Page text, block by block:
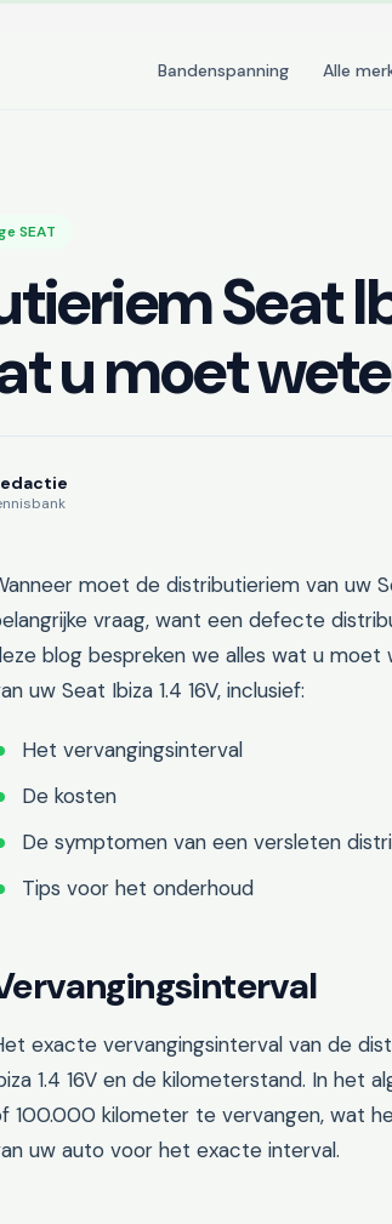
Bandenspanning Alle
SEAT
Seat
u moet
moet de distributieriem van uw
vraag, want een defecte
blog bespreken we alles wat u
uw Seat Ibiza 1.4 16V, inclusief:
Het vervangingsinterval
De kosten
De symptomen van een versleten
Tips voor het onderhoud
exacte vervangingsinterval van de
1.4 16V en de kilometerstand. In het
100.000 kilometer te vervangen, wat
uw auto voor het exacte interval.